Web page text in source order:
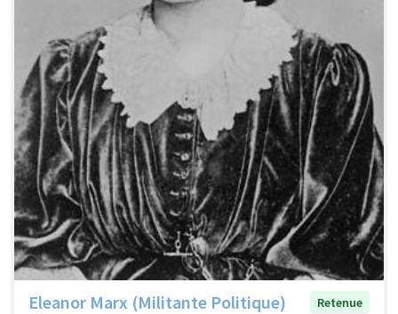
Eleanor Marx (Militante Politique)
Retenue